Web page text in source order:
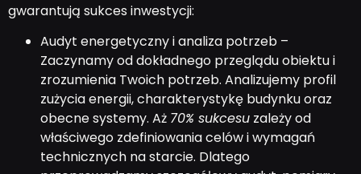
gwarantują sukces inwestycji:
Audyt energetyczny i analiza potrzeb –
Zaczynamy od dokładnego przeglądu obiektu i
zrozumienia Twoich potrzeb. Analizujemy profil
zużycia energii, charakterystykę budynku oraz
obecne systemy. Aż 70% sukcesu zależy od
właściwego zdefiniowania celów i wymagań
technicznych na starcie. Dlatego